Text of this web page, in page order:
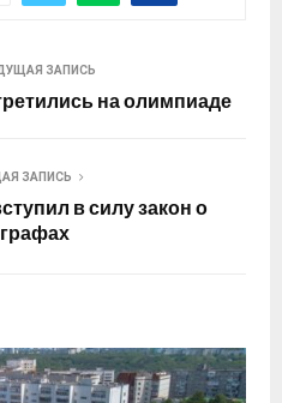
ЗАПИСЬ
на олимпиаде
ЗАПИСЬ
в силу закон о